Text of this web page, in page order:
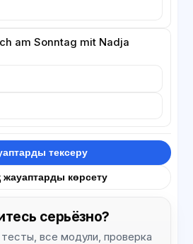
am Sonntag mit Nadja
тексеру
көрсету
серьёзно?
все модули, проверка